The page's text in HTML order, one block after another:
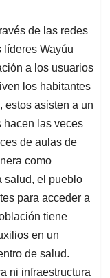
de las redes
líderes Wayúu
a los usuarios
los habitantes
estos asisten a un
hacen las veces
de aulas de
como
salud, el pueblo
para acceder a
tiene
en un
de salud.
ni infraestructura